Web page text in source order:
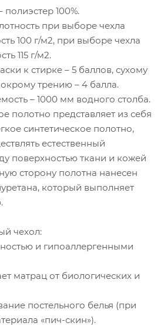
полиэстер 100%.
при выборе чехла
100 г/м2, при выборе чехла
115 г/м2.
к стирке – 5 баллов, сухому
трению – 4 балла.
– 1000 мм водного столба.
полотно представляет из себя
синтетическое полотно,
естественный
поверхностью ткани и кожей
сторону полотна нанесен
который выполняет
чехол:
и гипоаллергенными
матрац от биологических и
постельного белья (при
«пич-скин»).